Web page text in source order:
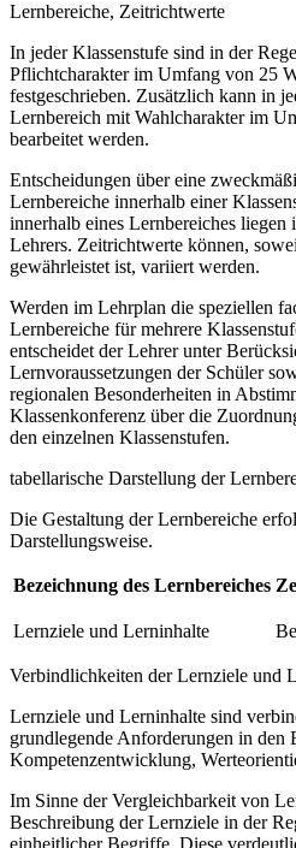
Lernbereiche, Zeitrichtwerte
In jeder Klassenstufe sind in der
Pflichtcharakter im Umfang von 25
festgeschrieben. Zusätzlich kann in
Lernbereich mit Wahlcharakter im
bearbeitet werden.
Entscheidungen über eine
Lernbereiche innerhalb einer
innerhalb eines Lernbereiches liegen
Lehrers. Zeitrichtwerte können,
gewährleistet ist, variiert werden.
Werden im Lehrplan die speziellen
Lernbereiche für mehrere
entscheidet der Lehrer unter
Lernvoraussetzungen der Schüler
regionalen Besonderheiten in
Klassenkonferenz über die
den einzelnen Klassenstufen.
tabellarische Darstellung der
Die Gestaltung der Lernbereiche
Darstellungsweise.
Bezeichnung des Lernbereiches
Lernziele und Lerninhalte
Verbindlichkeiten der Lernziele und
Lernziele und Lerninhalte sind
grundlegende Anforderungen in den
Kompetenzentwicklung,
Im Sinne der Vergleichbarkeit von
Beschreibung der Lernziele in der